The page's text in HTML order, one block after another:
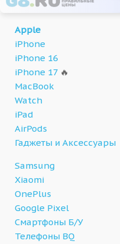
Apple
iPhone
iPhone 16
iPhone 17 🔥
MacBook
Watch
iPad
AirPods
Гаджеты и Аксессуары
Samsung
Xiaomi
OnePlus
Google Pixel
Смартфоны Б/У
Телефоны BQ